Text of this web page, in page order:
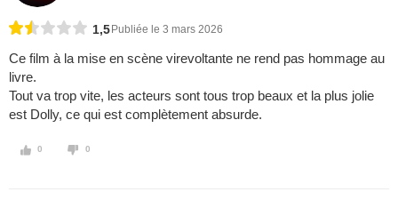
1,5 Publiée le 3 mars 2026
Ce film à la mise en scène virevoltante ne rend pas hommage au
livre.
Tout va trop vite, les acteurs sont tous trop beaux et la plus jolie
est Dolly, ce qui est complètement absurde.
0 0